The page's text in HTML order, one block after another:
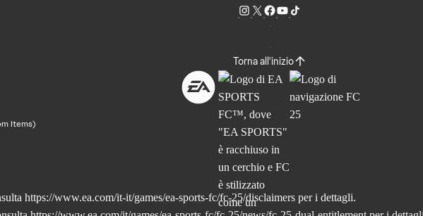
Torna all'inizio
Items)
https://www.ea.com/it-it/games/ea-sports-fc/fc-25/disclaimers per i dettagli.